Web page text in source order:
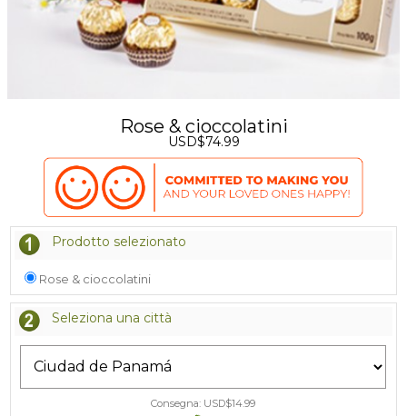
Rose & cioccolatini
USD$74.99
Prodotto selezionato
Rose & cioccolatini
Seleziona una città
Consegna: USD$14.99